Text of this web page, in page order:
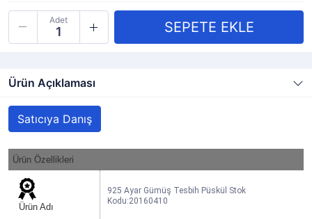
Adet
Ürün Açıklaması
Satıcıya Danış
Ürün Özellikleri
Ürün Adı
925 Ayar Gümüş Tesbih Püskül Stok
Kodu:20160410